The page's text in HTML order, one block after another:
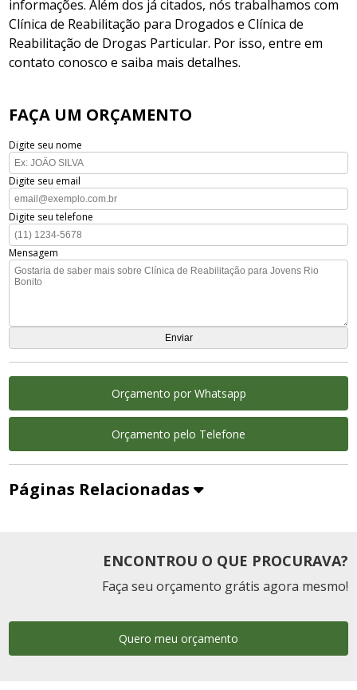
informações. Além dos já citados, nós trabalhamos com
Clínica de Reabilitação para Drogados e Clínica de
Reabilitação de Drogas Particular. Por isso, entre em
contato conosco e saiba mais detalhes.
FAÇA UM ORÇAMENTO
Digite seu nome
Digite seu email
Digite seu telefone
Mensagem
Orçamento por Whatsapp
Orçamento pelo Telefone
Páginas Relacionadas
ENCONTROU O QUE PROCURAVA?
Faça seu orçamento grátis agora mesmo!
Quero meu orçamento